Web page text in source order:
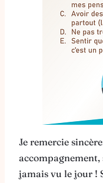
Je remercie
accompagnement,
jamais vu le jour !